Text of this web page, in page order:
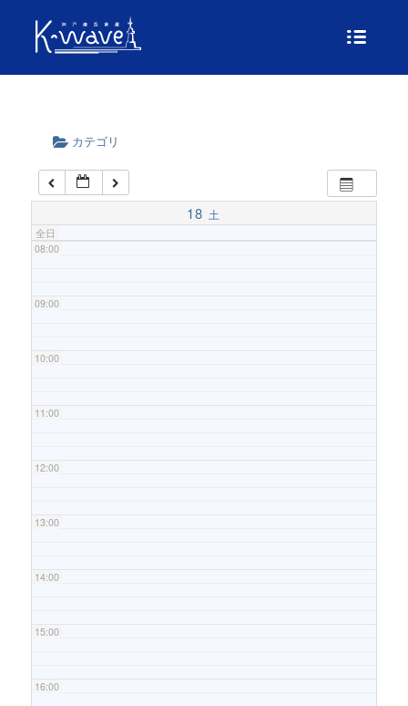
カテゴリ
18 土
全日
04:00
06:00
07:00
08:00
09:00
10:00
11:00
12:00
13:00
14:00
15:00
16:00